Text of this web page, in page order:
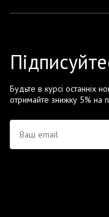
Будьте в курсі останніх
отримайте знижку 5% на